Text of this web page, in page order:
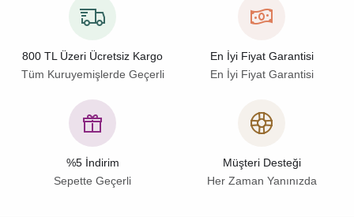
800 TL Üzeri Ücretsiz Kargo
Tüm Kuruyemişlerde Geçerli
En İyi Fiyat Garantisi
En İyi Fiyat Garantisi
%5 İndirim
Sepette Geçerli
Müşteri Desteği
Her Zaman Yanınızda